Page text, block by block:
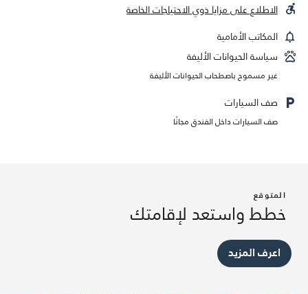
الاطلاع على مزايا ذوي الاحتياجات الخاصة
المكاتب الأمامية
سياسة الحيوانات الأليفة
غير مسموح باصطحاب الحيوانات الأليفة
صف السيارات
صف السيارات داخل الفندق مجانًا
المتوقع
خطط واستعد لإقامتك
اعرف المزيد